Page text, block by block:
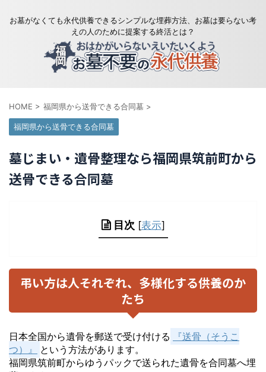
お墓がなくても永代供養できるシンプルな埋葬方法、お墓は要らない考
えの人のために提案する終活とは？
HOME > 福岡県から送骨できる合同墓 >
福岡県から送骨できる合同墓
墓じまい・遺骨整理なら福岡県筑前町から
送骨できる合同墓
目次 [表示]
弔い方は人それぞれ、多様化する供養のか
たち
日本全国から遺骨を郵送で受け付ける
『送骨（そうこ
つ）』
という方法があります。
福岡県筑前町からゆうパックで送られた遺骨を合同墓へ埋